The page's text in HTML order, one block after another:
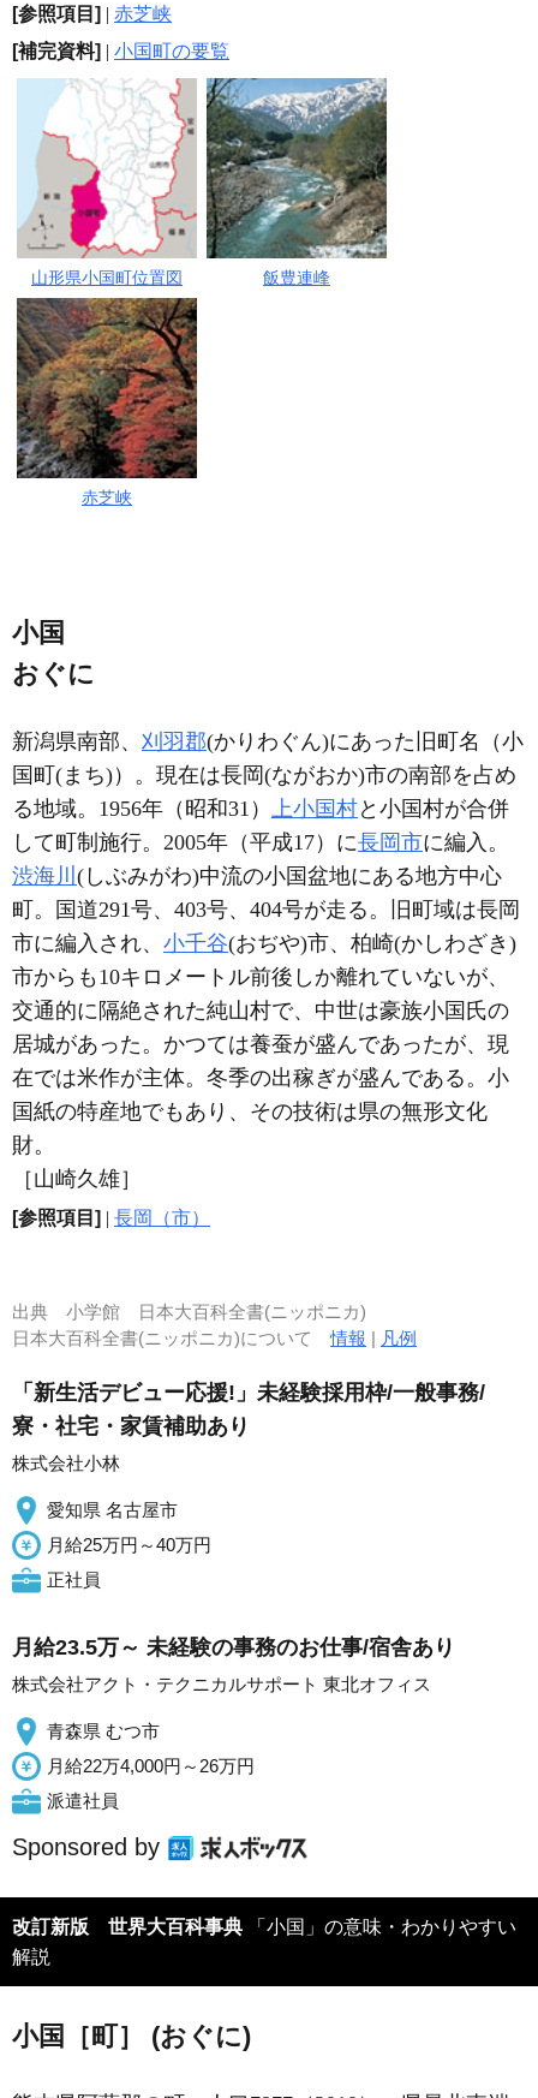
[参照項目] | 赤芝峡
[補完資料] | 小国町の要覧
山形県小国町位置図 飯豊連峰
赤芝峡
小国
おぐに
新潟県南部、 刈羽郡(かりわぐん)にあった旧町名（小
国町(まち)）。現在は長岡(ながおか)市の南部を占め
る地域。1956年（昭和31） 上小国村と小国村が合併
して町制施行。2005年（平成17）に長岡市に編入。
渋海川 (しぶみがわ)中流の小国盆地にある地方中心
町。国道291号、403号、404号が走る。旧町域は長岡
市に編入され、 小千谷(おぢや)市、柏崎(かしわざき)
市からも10キロメートル前後しか離れていないが、
交通的に隔絶された純山村で、中世は豪族小国氏の
居城があった。かつては養蚕が盛んであったが、現
在では米作が主体。冬季の出稼ぎが盛んである。小
国紙の特産地でもあり、その技術は県の無形文化
財。
［山崎久雄］
[参照項目] | 長岡（市）
出典 小学館 日本大百科全書(ニッポニカ)
日本大百科全書(ニッポニカ)について情報 | 凡例
「新生活デビュー応援!」未経験採用枠/一般事務/
寮・社宅・家賃補助あり
株式会社小林
愛知県 名古屋市
月給25万円～40万円
正社員
月給23.5万～ 未経験の事務のお仕事/宿舎あり
株式会社アクト・テクニカルサポート 東北オフィス
青森県 むつ市
月給22万4,000円～26万円
派遣社員
Sponsored by
改訂新版 世界大百科事典
解説
小国［町］ (おぐに)